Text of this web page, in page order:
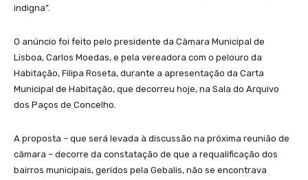
indigna”.
O anúncio foi feito pelo presidente da Câmara Municipal de
Lisboa, Carlos Moedas, e pela vereadora com o pelouro da
Habitação, Filipa Roseta, durante a apresentação da Carta
Municipal de Habitação, que decorreu hoje, na Sala do Arquivo
dos Paços de Concelho.
A proposta – que será levada à discussão na próxima reunião de
câmara – decorre da constatação de que a requalificação dos
bairros municipais, geridos pela Gebalis, não se encontrava